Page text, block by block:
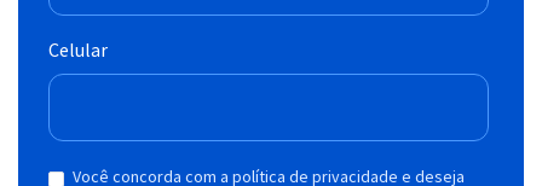
Celular
Você concorda com a política de privacidade e deseja